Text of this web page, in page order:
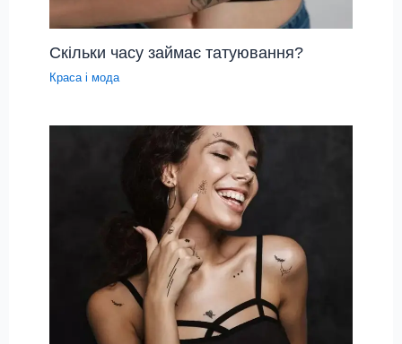
Скільки часу займає татуювання?
Краса і мода